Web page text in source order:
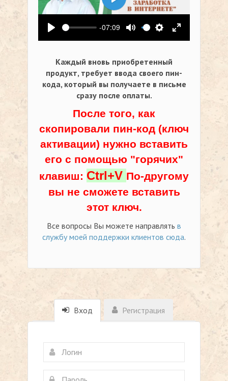
Воспроизвести
-07:09
Выключить звук
Настройки
На весь
Воспроизвести
Каждый вновь приобретенный
продукт, требует ввода своего пин-
кода, который вы получаете в письме
сразу после оплаты.
После того, как
скопировали пин-код (ключ
активации) нужно вставить
его с помощью "горячих"
клавиш: Ctrl+V По-другому
вы не сможете вставить
этот ключ.
Все вопросы Вы можете направлять в
службу моей поддержки клиентов сюда.
Вход Регистрация